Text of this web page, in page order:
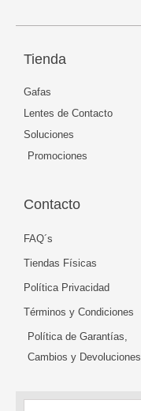
Tienda
Gafas
Lentes de Contacto
Soluciones
Promociones
Contacto
FAQ´s
Tiendas Físicas
Política Privacidad
Términos y Condiciones
Política de Garantías,
Cambios y Devoluciones